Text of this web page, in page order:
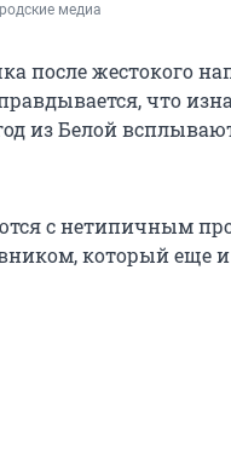
медиа
после жестокого
что
из Белой
с нетипичным
который еще и